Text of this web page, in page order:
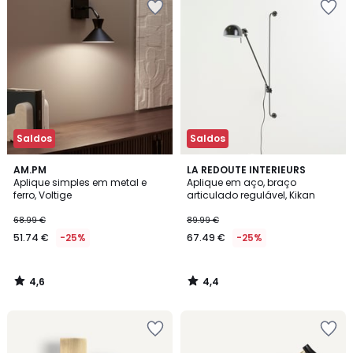
Saldos
AM.PM
Aplique simples em metal e
ferro, Voltige
68.99 €
51.74 € -25%
4,6
/ 5
4,6
/
Saldos
LA REDOUTE INTERIEURS
Aplique em aço, braço
articulado regulável, Kikan
89.99 €
67.49 € -25%
4,4
/ 5
4,4
/